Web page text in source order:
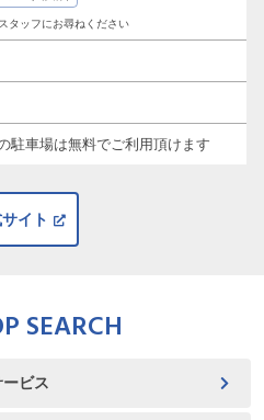
タッフにお尋ねください
駐車場は無料でご利用頂けます
イト
SEARCH
ビス